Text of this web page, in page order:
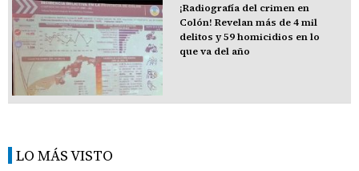
¡Radiografía del crimen en
Colón! Revelan más de 4 mil
delitos y 59 homicidios en lo
que va del año
LO MÁS VISTO